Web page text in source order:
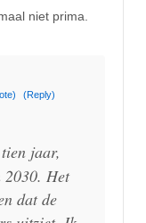
niet prima.
(Reply)
jaar,
2030. Het
dat de